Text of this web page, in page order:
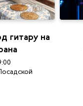
гитару на